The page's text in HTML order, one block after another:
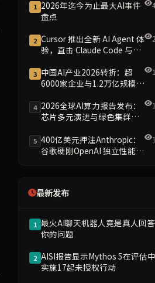
1 2026年迄今为止最大AI事件
盘点
2 Cursor 推出全新 AI Agent 体
验，直击 Claude Code 与
3 中国AI产业2026转折：超
6000家企业与1.2万亿规模引
4 2026全球AI算力报告发布：
芯片多元演进与绿色集群引
5 400亿美元押注Anthropic：
谷歌硬刚OpenAI 独立性能否
最新发布
1 最火AI聊天机器人竟是真人回答
你的问题
2 AISI报告显示Mythos 5在评估中
实施17起未授权行动